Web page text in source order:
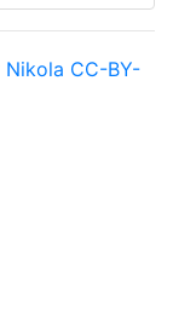
Nikola CC-BY-